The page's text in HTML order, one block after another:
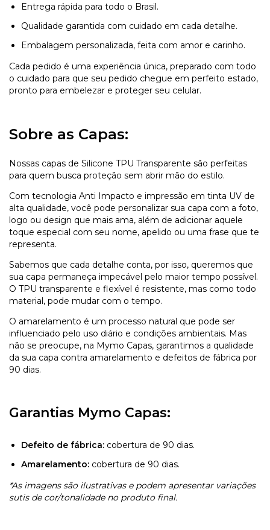
Entrega rápida para todo o Brasil.
Qualidade garantida com cuidado em cada detalhe.
Embalagem personalizada, feita com amor e carinho.
Cada pedido é uma experiência única, preparado com todo
o cuidado para que seu pedido chegue em perfeito estado,
pronto para embelezar e proteger seu celular.
Sobre as Capas:
Nossas capas de Silicone TPU Transparente são perfeitas
para quem busca proteção sem abrir mão do estilo.
Com tecnologia Anti Impacto e impressão em tinta UV de
alta qualidade, você pode personalizar sua capa com a foto,
logo ou design que mais ama, além de adicionar aquele
toque especial com seu nome, apelido ou uma frase que te
representa.
Sabemos que cada detalhe conta, por isso, queremos que
sua capa permaneça impecável pelo maior tempo possível.
O TPU transparente e flexível é resistente, mas como todo
material, pode mudar com o tempo.
O amarelamento é um processo natural que pode ser
influenciado pelo uso diário e condições ambientais. Mas
não se preocupe, na Mymo Capas, garantimos a qualidade
da sua capa contra amarelamento e defeitos de fábrica por
90 dias.
Garantias Mymo Capas:
Defeito de fábrica: cobertura de 90 dias.
Amarelamento: cobertura de 90 dias.
*As imagens são ilustrativas e podem apresentar variações
sutis de cor/tonalidade no produto final.